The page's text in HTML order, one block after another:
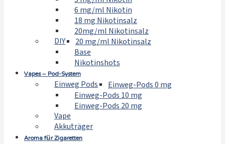
6 mg/ml Nikotin
18 mg Nikotinsalz
20mg/ml Nikotinsalz
DIY
20 mg/ml Nikotinsalz
Base
Nikotinshots
Vapes – Pod-System
Einweg Pods
Einweg-Pods 0 mg
Einweg-Pods 10 mg
Einweg-Pods 20 mg
Vape
Akkuträger
Aroma für Zigaretten